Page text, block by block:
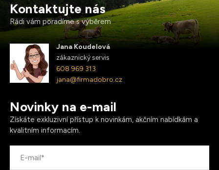
Kontaktujte nás
Rádi vám poradíme s výběrem
Jana Koudelová
zákaznický servis
608 969 313
jana@firmadobro.cz
Novinky na e-mail
Získáte exkluzivní přístup k novinkám, akčním nabídkám a
kvalitním informacím.